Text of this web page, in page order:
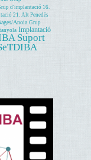
d'implantació 16.
21. Alt Penedès
Anoia Grup
Implantació
Suport